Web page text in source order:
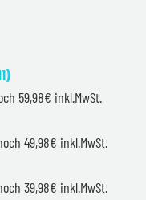
59,98€ inkl.MwSt.
49,98€ inkl.MwSt.
39,98€ inkl.MwSt.